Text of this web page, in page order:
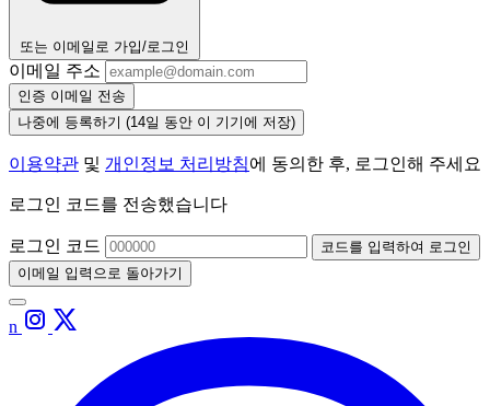
또는 이메일로 가입/로그인
이메일 주소
인증 이메일 전송
나중에 등록하기 (14일 동안 이 기기에 저장)
이용약관 및 개인정보 처리방침에 동의한 후, 로그인해 주세요
로그인 코드를 전송했습니다
로그인 코드
코드를 입력하여 로그인
이메일 입력으로 돌아가기
n